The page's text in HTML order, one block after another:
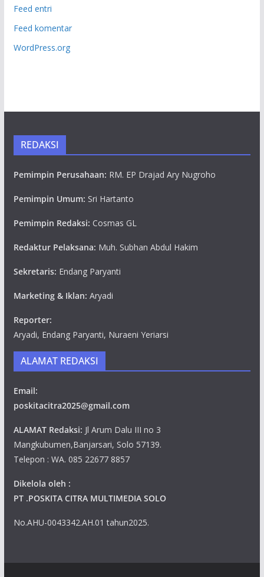
Feed entri
Feed komentar
WordPress.org
REDAKSI
Pemimpin Perusahaan: RM. EP Drajad Ary Nugroho
Pemimpin Umum: Sri Hartanto
Pemimpin Redaksi: Cosmas GL
Redaktur Pelaksana: Muh. Subhan Abdul Hakim
Sekretaris: Endang Paryanti
Marketing & Iklan: Aryadi
Reporter:
Aryadi, Endang Paryanti, Nuraeni Yeriarsi
ALAMAT REDAKSI
Email:
poskitacitra2025@gmail.com
ALAMAT Redaksi: Jl Arum Dalu III no 3
Mangkubumen,Banjarsari, Solo 57139.
Telepon : WA. 085 22677 8857
Dikelola oleh :
PT .POSKITA CITRA MULTIMEDIA SOLO
No.AHU-0043342.AH.01 tahun2025.